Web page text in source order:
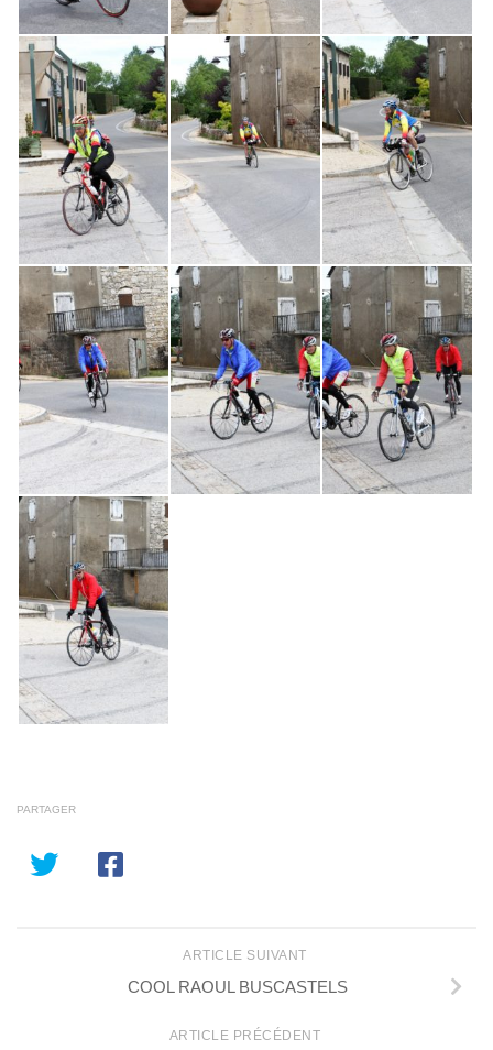
PARTAGER
ARTICLE SUIVANT
COOL RAOUL BUSCASTELS
ARTICLE PRÉCÉDENT